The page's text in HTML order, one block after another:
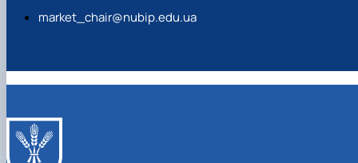
market_chair@nubip.edu.ua